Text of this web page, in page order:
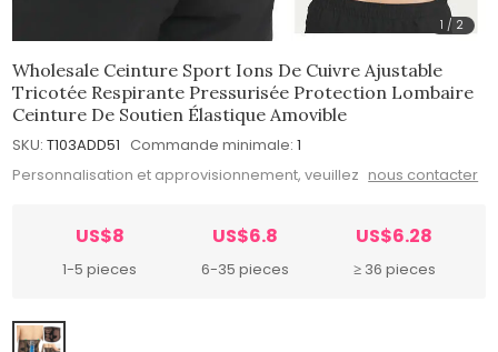
1 / 2
Wholesale Ceinture Sport Ions De Cuivre Ajustable
Tricotée Respirante Pressurisée Protection Lombaire
Ceinture De Soutien Élastique Amovible
SKU: T103ADD51 Commande minimale: 1
Personnalisation et approvisionnement, veuillez nous contacter
US$8
1-5 pieces
US$6.8
6-35 pieces
US$6.28
≥ 36 pieces